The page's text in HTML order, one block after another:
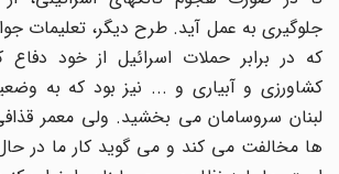
جلوگیرى به عمل آید. طرح دیگر، تعلیمات
که در برابر حملات اسرائیل از خود دفاع
کشاورزى و آبیارى و ... نیز بود که به
لبنان سروسامان مى بخشید. ولى معمر قذافى
ها مخالفت مى کند و مى گوید کار ما در